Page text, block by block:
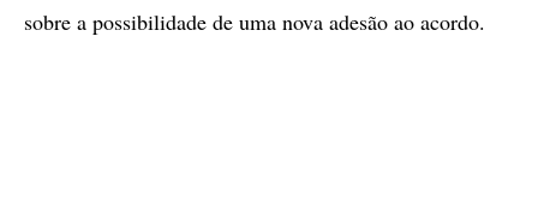
sobre a possibilidade de uma nova adesão ao acordo.